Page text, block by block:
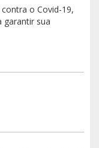
o Covid-19,
garantir sua